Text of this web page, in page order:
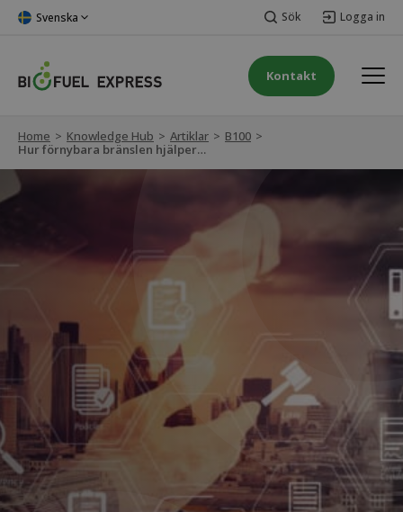
Svenska Sök Logga in
Kontakt
Home > Knowledge Hub > Artiklar > B100 >
Hur förnybara bränslen hjälper till att navigera i regelverk